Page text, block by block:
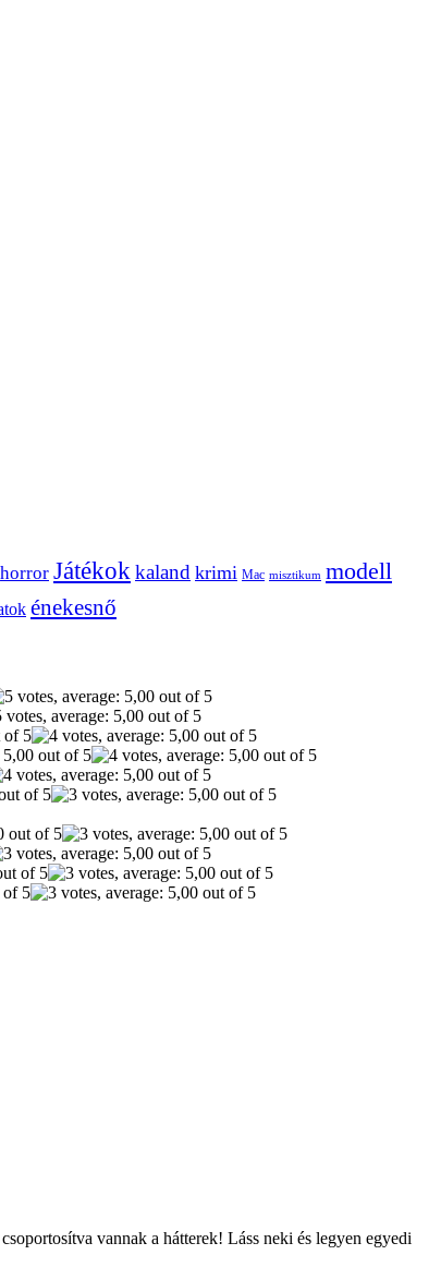
horror Játékok kaland krimi Mac misztikum modell
énekesnő
vannak a hátterek! Láss neki és legyen egyedi